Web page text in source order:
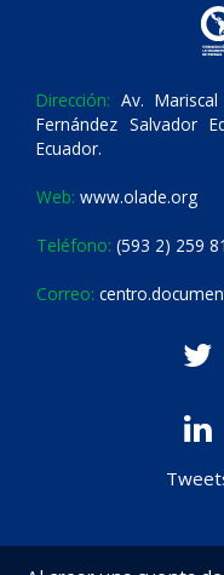
Dirección: Av.
Fernández Salvador
Ecuador.
Web: www.olade.org
Teléfono: (593 2) 259
Correo: